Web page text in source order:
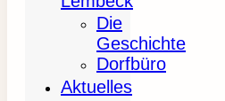
Die
Geschichte
Dorfbüro
Aktuelles